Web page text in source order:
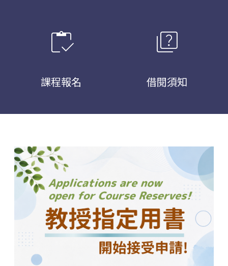
inventory
課程報名
quiz
借閱須知